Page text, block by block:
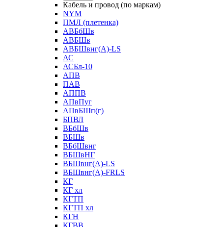
Кабель и провод (по маркам)
NYM
ПМЛ (плетенка)
АВБбШв
АВБШв
АВБШвнг(А)-LS
АС
АСБл-10
АПВ
ПАВ
АППВ
АПвПуг
АПвБШп(г)
БПВЛ
ВБбШв
ВБШв
ВБбШвнг
ВБШвНГ
ВБШвнг(А)-LS
ВБШвнг(А)-FRLS
КГ
КГ хл
КГТП
КГТП хл
КГН
КГВВ